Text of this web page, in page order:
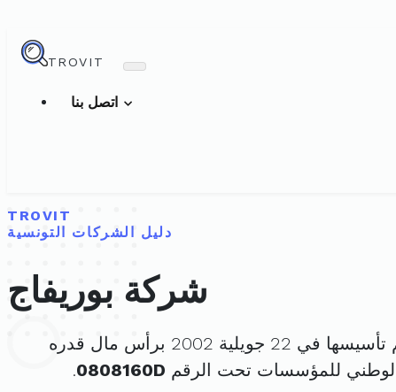
TROVIT
TROVIT
دليل الشركات التونسية
شركة بوريفاج
في 22 جويلية 2002 برأس مال قدره
للمؤسسات تحت الرقم 0808160D
.